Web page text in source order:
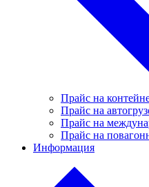
Прайс на
Прайс на
Прайс на
Прайс на
Информация